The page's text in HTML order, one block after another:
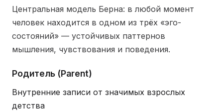
Центральная модель Берна: в любой момент
человек находится в одном из трёх «эго-
состояний» — устойчивых паттернов
мышления, чувствования и поведения.
Родитель (Parent)
Внутренние записи от значимых взрослых
детства